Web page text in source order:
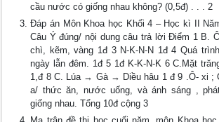
cầu nước có giống nhau không? (0,5đ) . . . 2
Đáp án Môn Khoa học Khối 4 – Học kì II
Câu Ý đúng/ nội dung câu trả lời Điểm 1 B.
chì, kẽm, vàng 1đ 3 N-K-N-N 1đ 4 Quá
ngày lẫn đêm. 1đ 5 1đ K-K-N-K 6 C.Mặt
1,đ 8 C. Lúa → Gà → Diều hâu 1 đ 9 .Ô- xi ;
a/ thức ăn, nước uống, và ánh sáng ,
giống nhau. Tổng 10đ cộng 3